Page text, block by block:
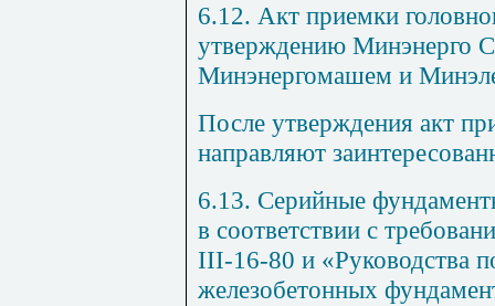
6.12. Акт приемки
утверждению Минэнерго
Минэнергомашем и
После утверждения акт
направляют
6.13. Серийные
в соответствии с
III-16-80 и «Руководства
железобетонных